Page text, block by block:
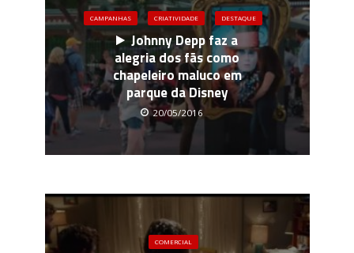
CAMPANHAS CRIATIVIDADE DESTAQUE
Johnny Depp faz a
alegria dos fãs como
chapeleiro maluco em
parque da Disney
20/05/2016
COMERCIAL